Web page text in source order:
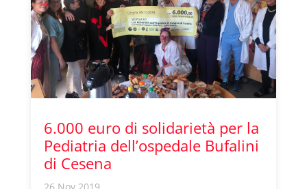
6.000 euro di solidarietà per la
Pediatria dell’ospedale Bufalini
di Cesena